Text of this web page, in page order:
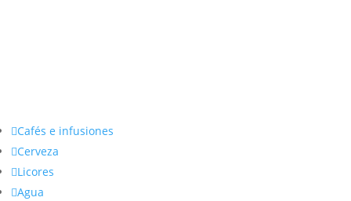
Cafés e infusiones
Cerveza
Licores
Agua